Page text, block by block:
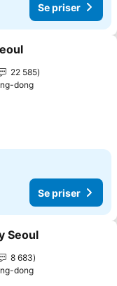
Se priser
22 585
dong
Se priser
Seoul
8 683
dong